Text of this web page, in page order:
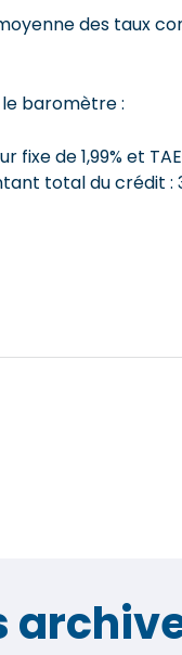
des taux
baromètre :
fixe de 1,99% et
total du crédit :